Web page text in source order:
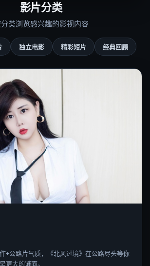
影片分类
类浏览感兴趣的影视内容
独立电影 精彩短片 经典回顾
+公路片气质，《北风过境》在公路尽头等你
更大的谜面。